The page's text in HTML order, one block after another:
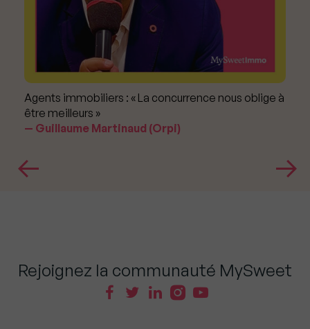
Agents immobiliers : « La concurrence nous oblige à
être meilleurs »
Guillaume Martinaud (Orpi)
Rejoignez la communauté MySweet